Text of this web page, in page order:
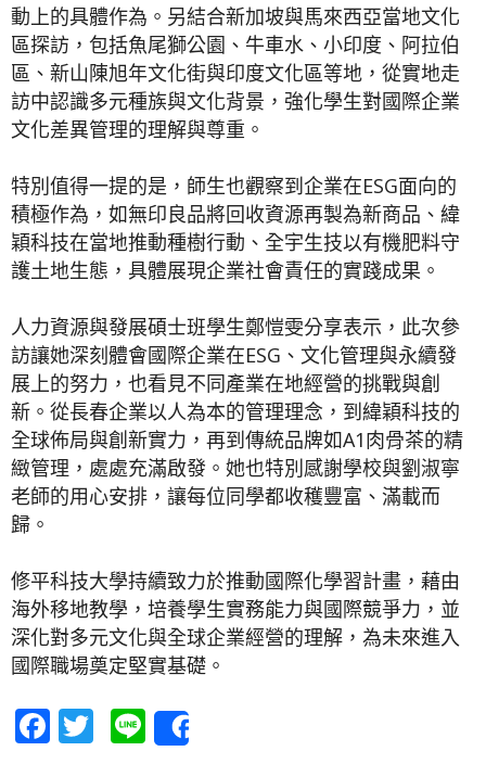
動上的具體作為。另結合新加坡與馬來西亞當地文化
區探訪，包括魚尾獅公園、牛車水、小印度、阿拉伯
區、新山陳旭年文化街與印度文化區等地，從實地走
訪中認識多元種族與文化背景，強化學生對國際企業
文化差異管理的理解與尊重。
特別值得一提的是，師生也觀察到企業在ESG面向的
積極作為，如無印良品將回收資源再製為新商品、緯
穎科技在當地推動種樹行動、全宇生技以有機肥料守
護土地生態，具體展現企業社會責任的實踐成果。
人力資源與發展碩士班學生鄭愷雯分享表示，此次參
訪讓她深刻體會國際企業在ESG、文化管理與永續發
展上的努力，也看見不同產業在地經營的挑戰與創
新。從長春企業以人為本的管理理念，到緯穎科技的
全球佈局與創新實力，再到傳統品牌如A1肉骨茶的精
緻管理，處處充滿啟發。她也特別感謝學校與劉淑寧
老師的用心安排，讓每位同學都收穫豐富、滿載而
歸。
修平科技大學持續致力於推動國際化學習計畫，藉由
海外移地教學，培養學生實務能力與國際競爭力，並
深化對多元文化與全球企業經營的理解，為未來進入
國際職場奠定堅實基礎。
Facebook
Twitter
Line